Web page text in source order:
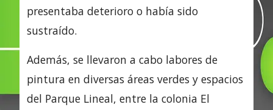
presentaba deterioro o había sido
sustraído.
Además, se llevaron a cabo labores de
pintura en diversas áreas verdes y espacios
del Parque Lineal, entre la colonia El